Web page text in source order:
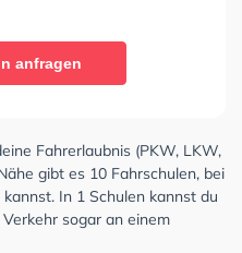
anfragen
Fahrerlaubnis (PKW, LKW,
gibt es 10 Fahrschulen, bei
In 1 Schulen kannst du
sogar an einem